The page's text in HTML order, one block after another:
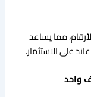
مما يساعد
على الاستثمار.
واحد